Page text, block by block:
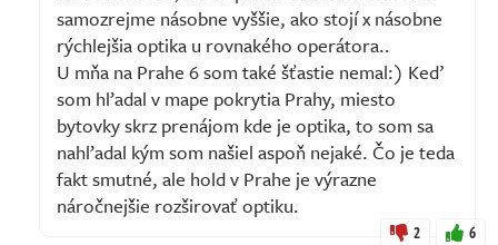
samozrejme násobne vyššie, ako stojí x násobne
rýchlejšia optika u rovnakého operátora..
U mňa na Prahe 6 som také šťastie nemal:) Keď
som hľadal v mape pokrytia Prahy, miesto
bytovky skrz prenájom kde je optika, to som sa
nahľadal kým som našiel aspoň nejaké. Čo je teda
fakt smutné, ale hold v Prahe je výrazne
náročnejšie rozširovať optiku.
2 6